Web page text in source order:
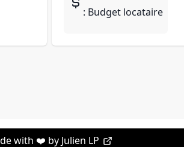
: Budget locataire
with ❤️ by Julien LP